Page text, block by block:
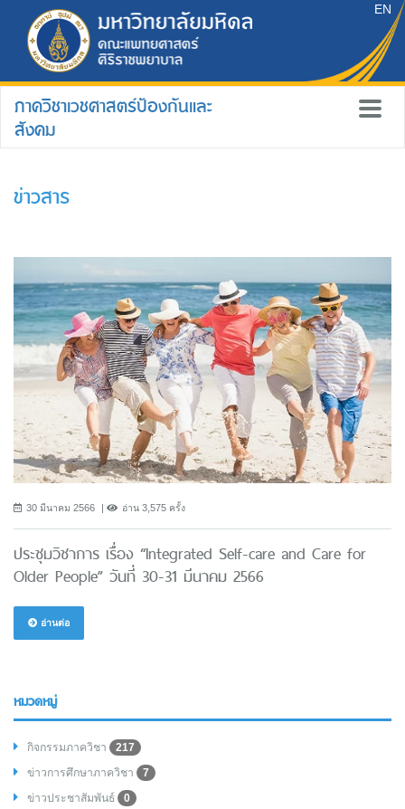
EN
ภาควิชาเวชศาสตร์ป้องกันและ
สังคม
ข่าวสาร
30 มีนาคม 2566 อ่าน 3,575 ครั้ง
ประชุมวิชาการ เรื่อง “Integrated Self-care and Care for
Older People” วันที่ 30-31 มีนาคม 2566
อ่านต่อ
หมวดหมู่
กิจกรรมภาควิชา
217
ข่าวการศึกษาภาควิชา
7
ข่าวประชาสัมพันธ์
0